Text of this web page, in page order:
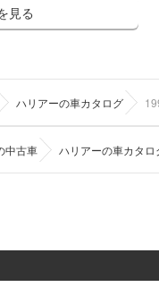
見る
ハリアーの車カタログ
中古車 ハリアーの車カタロ